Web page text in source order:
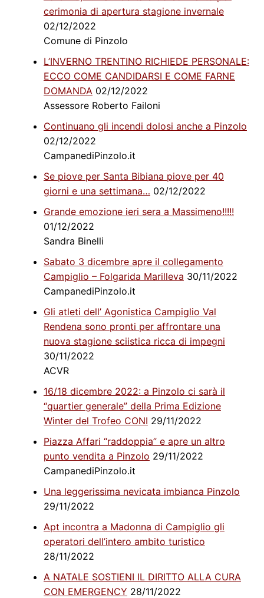
cerimonia di apertura stagione invernale
02/12/2022
Comune di Pinzolo
L’INVERNO TRENTINO RICHIEDE PERSONALE:
ECCO COME CANDIDARSI E COME FARNE
DOMANDA 02/12/2022
Assessore Roberto Failoni
Continuano gli incendi dolosi anche a Pinzolo
02/12/2022
CampanediPinzolo.it
Se piove per Santa Bibiana piove per 40
giorni e una settimana… 02/12/2022
Grande emozione ieri sera a Massimeno!!!!!
01/12/2022
Sandra Binelli
Sabato 3 dicembre apre il collegamento
Campiglio – Folgarida Marilleva 30/11/2022
CampanediPinzolo.it
Gli atleti dell’ Agonistica Campiglio Val
Rendena sono pronti per affrontare una
nuova stagione sciistica ricca di impegni
30/11/2022
ACVR
16/18 dicembre 2022: a Pinzolo ci sarà il
“quartier generale” della Prima Edizione
Winter del Trofeo CONI 29/11/2022
Piazza Affari “raddoppia” e apre un altro
punto vendita a Pinzolo 29/11/2022
CampanediPinzolo.it
Una leggerissima nevicata imbianca Pinzolo
29/11/2022
Apt incontra a Madonna di Campiglio gli
operatori dell’intero ambito turistico
28/11/2022
A NATALE SOSTIENI IL DIRITTO ALLA CURA
CON EMERGENCY 28/11/2022